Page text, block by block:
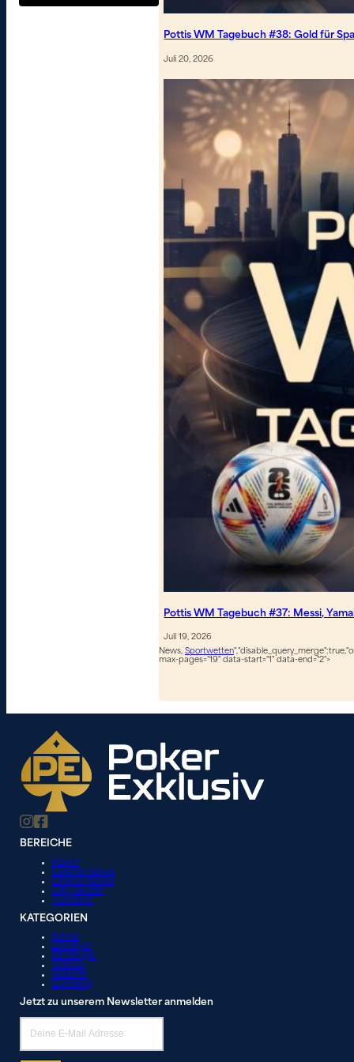
Pottis WM Tagebuch #38: Gold für
Juli 20, 2026
Pottis WM Tagebuch #37: Messi,
Juli 19, 2026
News, Sportwetten
max-pages="19" data-start="1" data-end="2">
BEREICHE
Poker
Casino News
Online News
City Guide
Turniere
KATEGORIEN
News
Lifestyle
Strategie
Videos
Galerie
Liveblog
Jetzt zu unserem Newsletter anmelden